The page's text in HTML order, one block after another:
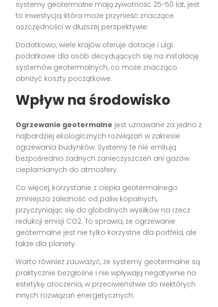
systemy geotermalne mają żywotność 25-50 lat, jest
to inwestycja, która może przynieść znaczące
oszczędności w dłuższej perspektywie.
Dodatkowo, wiele krajów oferuje dotacje i ulgi
podatkowe dla osób decydujących się na instalację
systemów geotermalnych, co może znacząco
obniżyć koszty początkowe.
Wpływ na środowisko
Ogrzewanie geotermalne jest uznawane za jedno z
najbardziej ekologicznych rozwiązań w zakresie
ogrzewania budynków. Systemy te nie emitują
bezpośrednio żadnych zanieczyszczeń ani gazów
cieplarnianych do atmosfery.
Co więcej, korzystanie z ciepła geotermalnego
zmniejsza zależność od paliw kopalnych,
przyczyniając się do globalnych wysiłków na rzecz
redukcji emisji CO2. To sprawia, że ogrzewanie
geotermalne jest nie tylko korzystne dla portfela, ale
także dla planety.
Warto również zauważyć, że systemy geotermalne są
praktycznie bezgłośne i nie wpływają negatywnie na
estetykę otoczenia, w przeciwieństwie do niektórych
innych rozwiązań energetycznych.